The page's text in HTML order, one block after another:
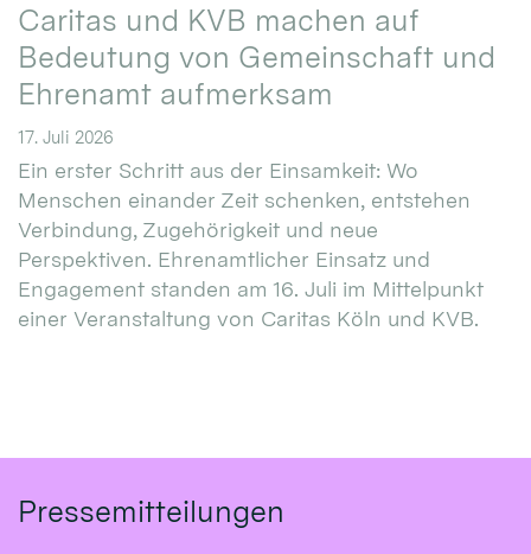
Caritas und KVB machen auf
Bedeutung von Gemeinschaft und
Ehrenamt aufmerksam
17. Juli 2026
Ein erster Schritt aus der Einsamkeit: Wo
Menschen einander Zeit schenken, entstehen
Verbindung, Zugehörigkeit und neue
Perspektiven. Ehrenamtlicher Einsatz und
Engagement standen am 16. Juli im Mittelpunkt
einer Veranstaltung von Caritas Köln und KVB.
Pressemitteilungen